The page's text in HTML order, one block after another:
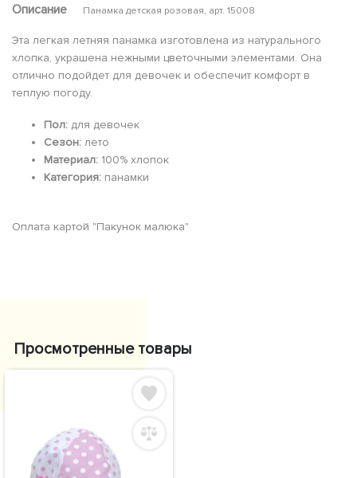
Описание Панамка детская розовая, арт. 15008
Эта легкая летняя панамка изготовлена из натурального
хлопка, украшена нежными цветочными элементами. Она
отлично подойдет для девочек и обеспечит комфорт в
теплую погоду.
Пол: для девочек
Сезон: лето
Материал: 100% хлопок
Категория: панамки
Оплата картой "Пакунок малюка"
Просмотренные товары